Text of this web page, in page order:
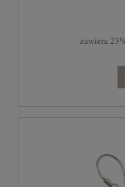
zawiera